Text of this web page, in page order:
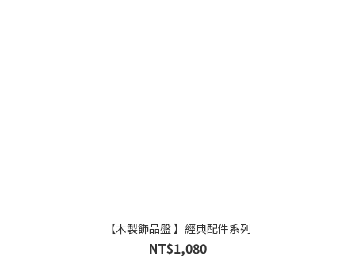
【木製飾品盤 】經典配件系列
NT$1,080